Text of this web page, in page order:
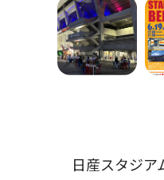
日産スタジア